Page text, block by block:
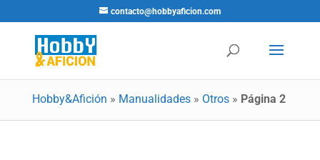
contacto@hobbyaficion.com
Hobby&Afición » Manualidades» Otros» Página 2